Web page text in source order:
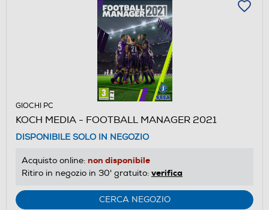
GIOCHI PC
KOCH MEDIA - FOOTBALL MANAGER 2021
DISPONIBILE SOLO IN NEGOZIO
Acquisto online: non disponibile
Ritiro in negozio in 30' gratuito: verifica
CERCA NEGOZIO